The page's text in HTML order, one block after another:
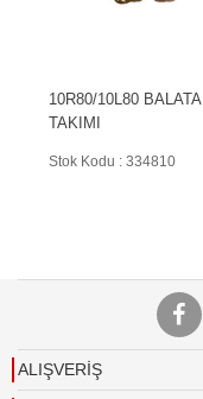
10R80/10L80 BALATA
TAKIMI
Stok Kodu : 334810
ALIŞVERİŞ